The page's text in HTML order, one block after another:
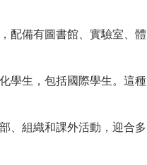
配備有圖書館、實驗室、體
學生，包括國際學生。這種
、組織和課外活動，迎合多